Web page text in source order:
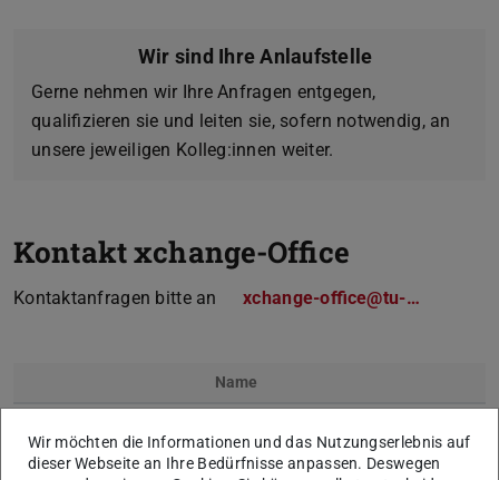
Wir sind Ihre Anlaufstelle
Gerne nehmen wir Ihre Anfragen entgegen,
qualifizieren sie und leiten sie, sofern notwendig, an
unsere jeweiligen Kolleg:innen weiter.
Kontakt xchange-Office
Kontaktanfragen bitte an xchange-office@tu-…
Name
Wir möchten die Informationen und das Nutzungserlebnis auf
dieser Webseite an Ihre Bedürfnisse anpassen. Deswegen